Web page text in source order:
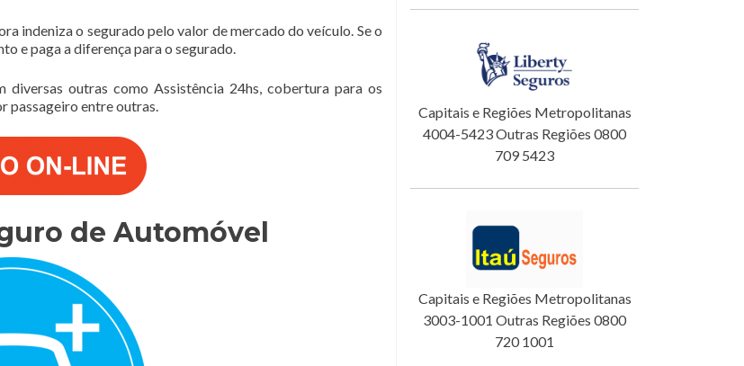
indeniza o segurado pelo valor de mercado do veículo. Se o
e paga a diferença para o segurado.
outras como Assistência 24hs, cobertura para os
passageiro entre outras.
de Automóvel
Capitais e Regiões Metropolitanas
4004-5423 Outras Regiões 0800
709 5423
Capitais e Regiões Metropolitanas
3003-1001 Outras Regiões 0800
720 1001